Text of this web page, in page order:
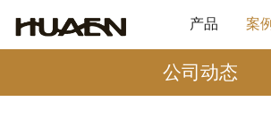
产品 案例
公司动态